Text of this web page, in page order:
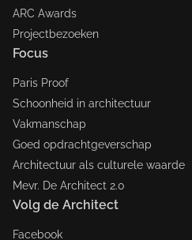
ARC Awards
Projectbezoeken
Focus
Paris Proof
Schoonheid in architectuur
Vakmanschap
Goed opdrachtgeverschap
Architectuur als culturele waarde
Mevr. De Architect 2.0
Volg de Architect
Facebook